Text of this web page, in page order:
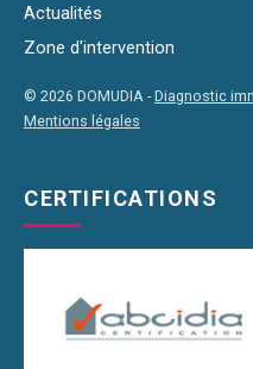
Actualités
Zone d'intervention
© 2026 DOMUDIA -Diagnostic
Mentions légales
CERTIFICATIONS